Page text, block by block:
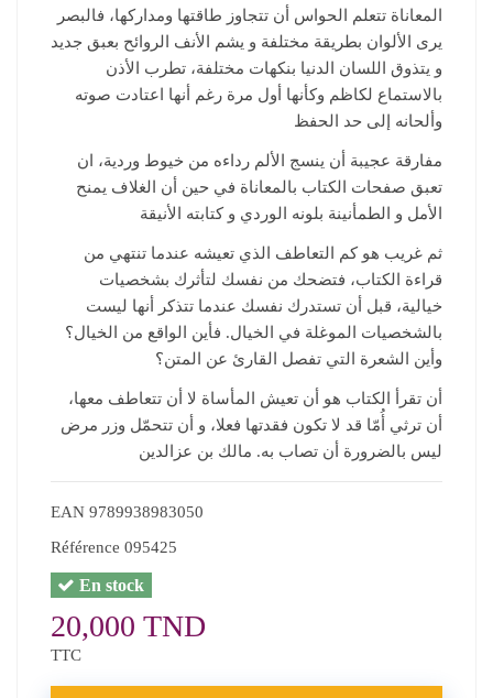
المعاناة تتعلم الحواس أن تتجاوز طاقتها ومداركها، فالبصر
يرى الألوان بطريقة مختلفة و يشم الأنف الروائح بعبق جديد
و يتذوق اللسان الدنيا بنكهات مختلفة، تطرب الأذن
بالاستماع لكاظم وكأنها أول مرة رغم أنها اعتادت صوته
وألحانه إلى حد الحفظ
مفارقة عجيبة أن ينسج الألم رداءه من خيوط وردية، ان
تعبق صفحات الكتاب بالمعاناة في حين أن الغلاف يمنح
الأمل و الطمأنينة بلونه الوردي و كتابته الأنيقة
ثم غريب هو كم التعاطف الذي تعيشه عندما تنتهي من
قراءة الكتاب، فتضحك من نفسك لتأثرك بشخصيات
خيالية، قبل أن تستدرك نفسك عندما تتذكر أنها ليست
بالشخصيات الموغلة في الخيال. فأين الواقع من الخيال؟
وأين الشعرة التي تفصل القارئ عن المتن؟
أن تقرأ الكتاب هو أن تعيش المأساة لا أن تتعاطف معها،
أن ترثي أُمّا قد لا تكون فقدتها فعلا، و أن تتحمّل وزر مرض
ليس بالضرورة أن تصاب به. مالك بن عزالدين
EAN 9789938983050
Référence 095425
En stock
20,000 TND
TTC